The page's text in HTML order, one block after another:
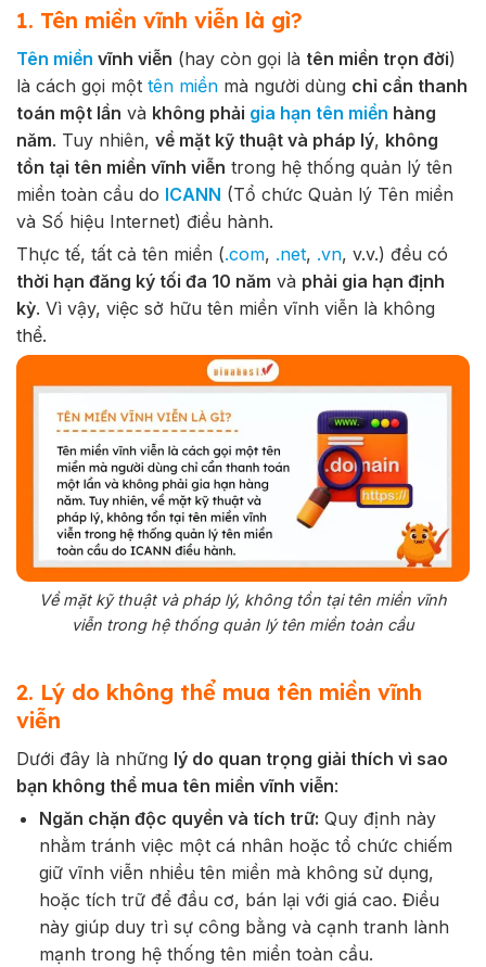
1. Tên miền vĩnh viễn là gì?
Tên miền vĩnh viễn (hay còn gọi là tên miền trọn đời)
là cách gọi một tên miền mà người dùng chỉ cần thanh
toán một lần và không phải gia hạn tên miền hàng
năm. Tuy nhiên, về mặt kỹ thuật và pháp lý, không
tồn tại tên miền vĩnh viễn trong hệ thống quản lý tên
miền toàn cầu do ICANN (Tổ chức Quản lý Tên miền
và Số hiệu Internet) điều hành.
Thực tế, tất cả tên miền (.com, .net, .vn, v.v.) đều có
thời hạn đăng ký tối đa 10 năm và phải gia hạn định
kỳ. Vì vậy, việc sở hữu tên miền vĩnh viễn là không
thể.
Về mặt kỹ thuật và pháp lý, không tồn tại tên miền vĩnh
viễn trong hệ thống quản lý tên miền toàn cầu
2. Lý do không thể mua tên miền vĩnh
viễn
Dưới đây là những lý do quan trọng giải thích vì sao
bạn không thể mua tên miền vĩnh viễn:
Ngăn chặn độc quyền và tích trữ: Quy định này
nhằm tránh việc một cá nhân hoặc tổ chức chiếm
giữ vĩnh viễn nhiều tên miền mà không sử dụng,
hoặc tích trữ để đầu cơ, bán lại với giá cao. Điều
này giúp duy trì sự công bằng và cạnh tranh lành
mạnh trong hệ thống tên miền toàn cầu.